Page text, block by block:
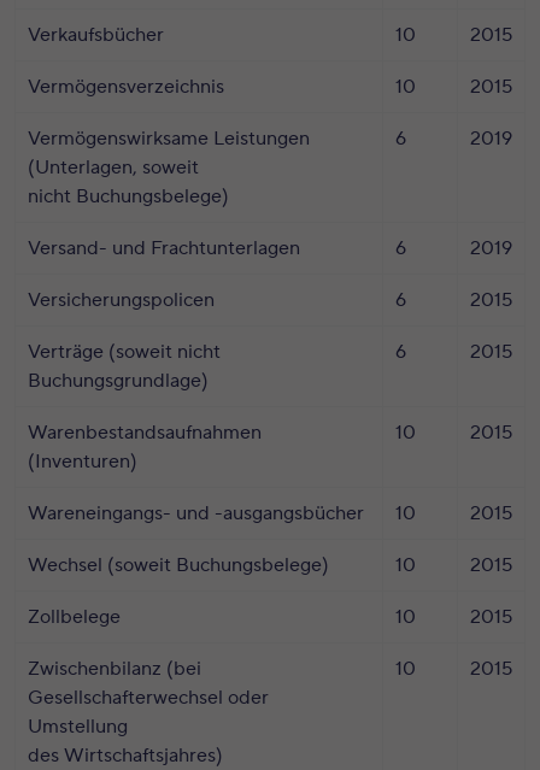
Verkaufsbücher 10 2015
Vermögensverzeichnis 10 2015
Vermögenswirksame Leistungen
(Unterlagen, soweit
nicht Buchungsbelege)
6 2019
Versand- und Frachtunterlagen 6 2019
Versicherungspolicen 6 2015
Verträge (soweit nicht
Buchungsgrundlage)
6 2015
Warenbestandsaufnahmen
(Inventuren)
10 2015
Wareneingangs- und -ausgangsbücher 10 2015
Wechsel (soweit Buchungsbelege) 10 2015
Zollbelege 10 2015
Zwischenbilanz (bei
Gesellschafterwechsel oder
Umstellung
des Wirtschaftsjahres)
10 2015